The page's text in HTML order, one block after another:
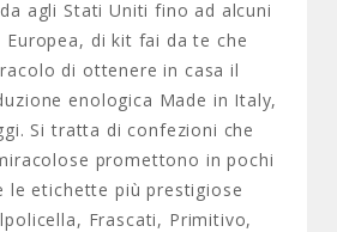
agli Stati Uniti fino ad alcuni
Europea, di kit fai da te che
di ottenere in casa il
enologica Made in Italy,
Si tratta di confezioni che
promettono in pochi
le etichette più prestigiose
Frascati, Primitivo,